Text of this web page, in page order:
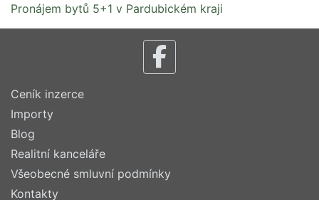
Pronájem bytů 5+1 v Pardubickém kraji
Ceník inzerce
Importy
Blog
Realitní kanceláře
Všeobecné smluvní podmínky
Kontakty